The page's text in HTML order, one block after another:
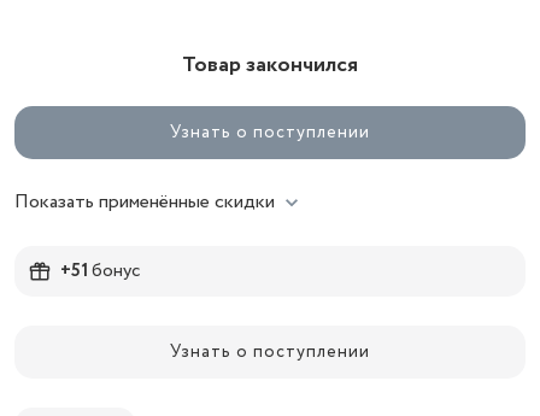
Товар закончился
Узнать о поступлении
Показать применённые скидки
+51бонус
Узнать о поступлении